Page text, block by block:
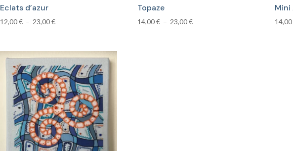
Eclats d’azur
12,00€ – 23,00€Plage
12,00 €
à
23,00 €
Topaze
14,00€ – 23,00€Plage
Mini